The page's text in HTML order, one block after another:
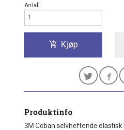
Antall
Kjøp
Produktinfo
3M Coban selvheftende elastisk